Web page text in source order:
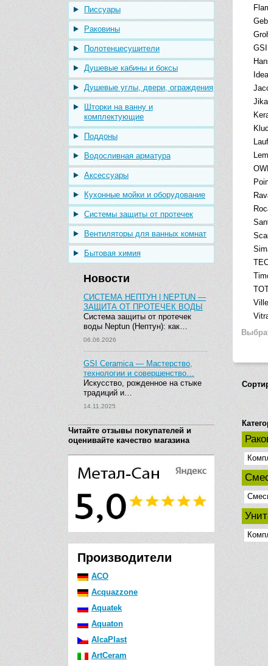
Писсуары
Раковины
Полотенцесушители
Душевые кабины и боксы
Душевые углы, двери, ограждения
Шторки на ванну и
комплектующие
Поддоны
Водосливная арматура
Аксессуары
Кухонные мойки и оборудование
Системы защиты от протечек
Вентиляторы для ванных комнат
Бытовая химия
Новости
СИСТЕМА НЕПТУН | NEPTUN —
ЗАЩИТА ОТ ПРОТЕЧЕК ВОДЫ
Система защиты от протечек
воды Neptun (Нептун): как…
06.06.2026
GSI Ceramica — Мастерство,
технологии и совершенство…
Искусство, рожденное на стыке
традиций и…
14.11.2025
Читайте отзывы покупателей и
оценивайте качество магазина
Производители
ACO
Acquazzone
Aquatek
Aquaton
AlcaPlast
ArtCeram
GSI
Jika